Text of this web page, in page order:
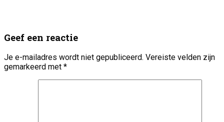
Geef een reactie
Je e-mailadres wordt niet gepubliceerd. Vereiste velden zijn
gemarkeerd met *